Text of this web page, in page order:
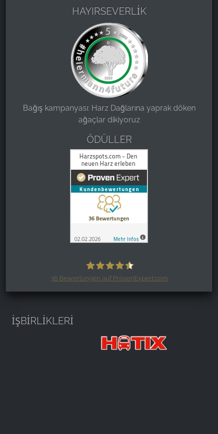
HAYIRSEVERLİK
Bağış kampanyası: Harz Dağlarına yaprak döken
ağaçlar dikiyoruz
ÖDÜLLER
Harzspots.com - Den neuen Harz
36 Bewertungen auf ProvenExpert.com
İŞBİRLİKLERİ